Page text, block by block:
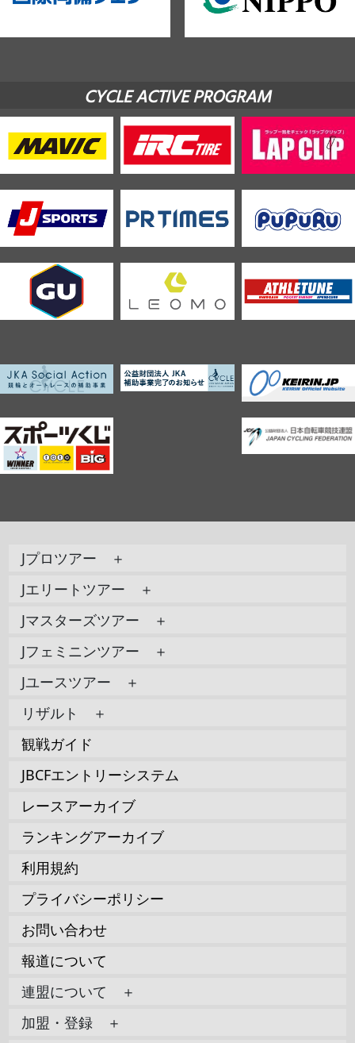
CYCLE ACTIVE PROGRAM
Jプロツアー ＋
Jエリートツアー ＋
Jマスターズツアー ＋
Jフェミニンツアー ＋
Jユースツアー ＋
リザルト ＋
観戦ガイド
JBCFエントリーシステム
レースアーカイブ
ランキングアーカイブ
利用規約
プライバシーポリシー
お問い合わせ
報道について
連盟について ＋
加盟・登録 ＋